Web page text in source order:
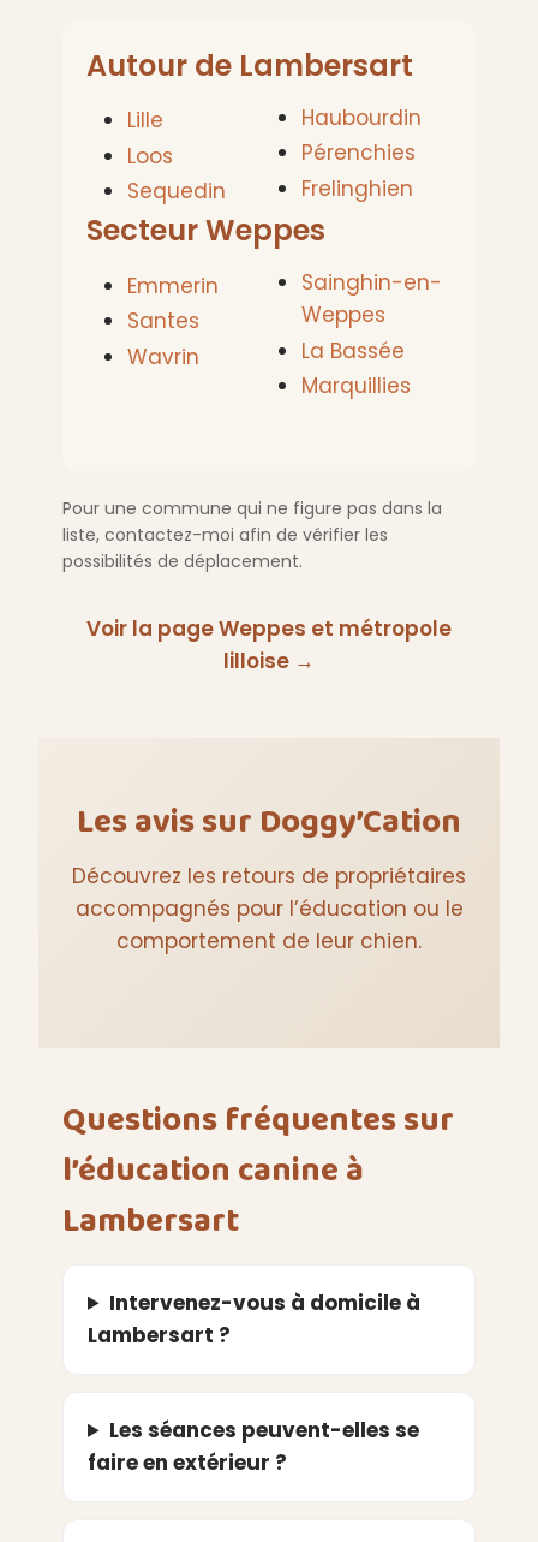
Autour de Lambersart
Lille
Loos
Sequedin
Haubourdin
Pérenchies
Frelinghien
Secteur Weppes
Emmerin
Santes
Wavrin
Sainghin-en-
Weppes
La Bassée
Marquillies
Pour une commune qui ne figure pas dans la
liste, contactez-moi afin de vérifier les
possibilités de déplacement.
Voir la page Weppes et métropole
lilloise →
Les avis sur Doggy’Cation
Découvrez les retours de propriétaires
accompagnés pour l’éducation ou le
comportement de leur chien.
Questions fréquentes sur
l’éducation canine à
Lambersart
Intervenez-vous à domicile à
Lambersart ?
Les séances peuvent-elles se
faire en extérieur ?